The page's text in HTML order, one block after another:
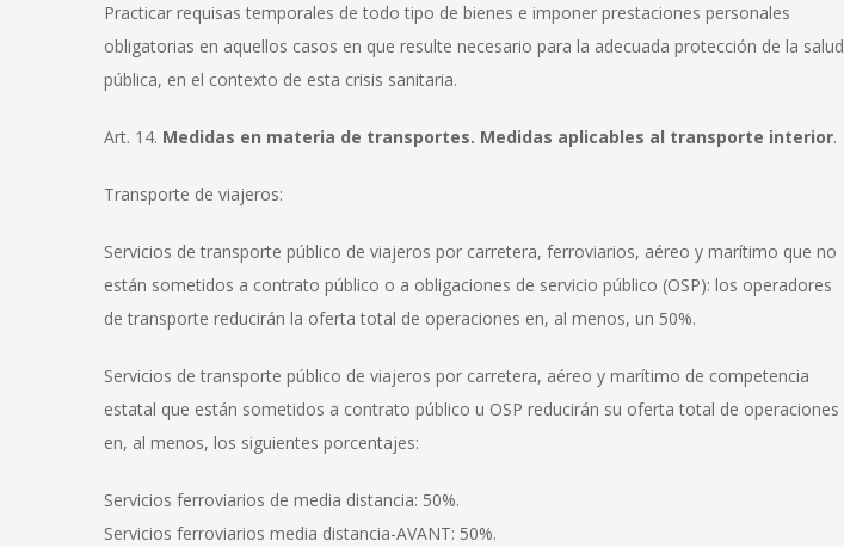
Practicar requisas temporales de todo tipo de bienes e imponer prestaciones personales
obligatorias en aquellos casos en que resulte necesario para la adecuada protección de la salud
pública, en el contexto de esta crisis sanitaria.
Art. 14. Medidas en materia de transportes. Medidas aplicables al transporte interior.
Transporte de viajeros:
Servicios de transporte público de viajeros por carretera, ferroviarios, aéreo y marítimo que no
están sometidos a contrato público o a obligaciones de servicio público (OSP): los operadores
de transporte reducirán la oferta total de operaciones en, al menos, un 50%.
Servicios de transporte público de viajeros por carretera, aéreo y marítimo de competencia
estatal que están sometidos a contrato público u OSP reducirán su oferta total de operaciones
en, al menos, los siguientes porcentajes:
Servicios ferroviarios de media distancia: 50%.
Servicios ferroviarios media distancia-AVANT: 50%.